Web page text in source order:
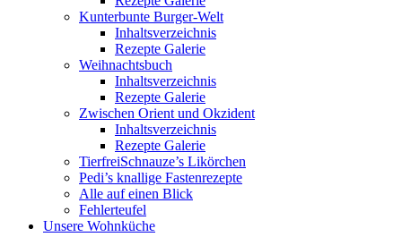
Kunterbunte Burger-Welt
Inhaltsverzeichnis
Rezepte Galerie
Weihnachtsbuch
Inhaltsverzeichnis
Rezepte Galerie
Zwischen Orient und Okzident
Inhaltsverzeichnis
Rezepte Galerie
TierfreiSchnauze’s Likörchen
Pedi’s knallige Fastenrezepte
Alle auf einen Blick
Fehlerteufel
Unsere Wohnküche